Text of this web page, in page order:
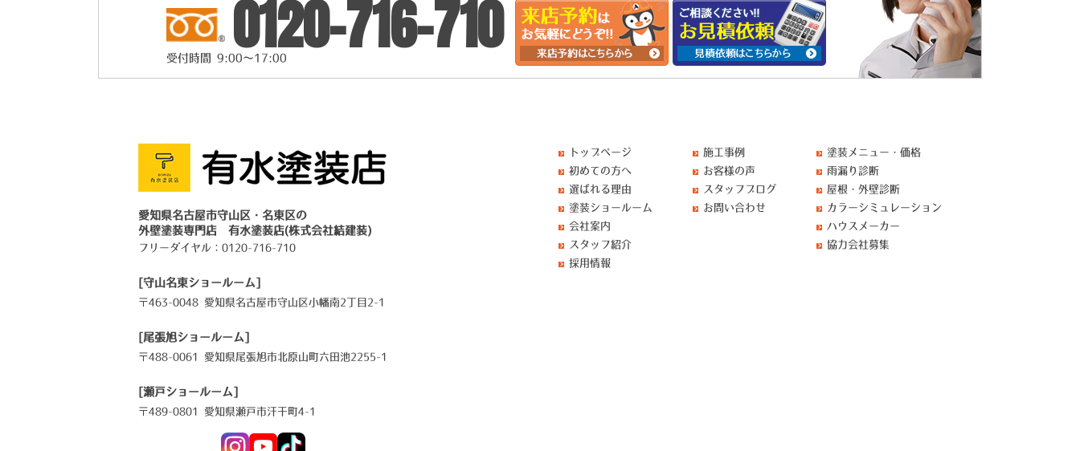
0120-716-710
受付時間 9:00～17:00
愛知県名古屋市守山区・名東区の
外壁塗装専門店 有水塗装店(株式会社結建装)
フリーダイヤル： 0120-716-710
[守山名東ショールーム]
〒463-0048 愛知県名古屋市守山区小幡南2丁目2-1
[尾張旭ショールーム]
〒488-0061 愛知県尾張旭市北原山町六田池2255-1
[瀬戸ショールーム]
〒489-0801 愛知県瀬戸市汗干町4-1
トップページ
初めての方へ
選ばれる理由
塗装ショールーム
会社案内
スタッフ紹介
採用情報
施工事例
お客様の声
スタッフブログ
お問い合わせ
塗装メニュー・価格
雨漏り診断
屋根・外壁診断
カラーシミュレーション
ハウスメーカー
協力会社募集